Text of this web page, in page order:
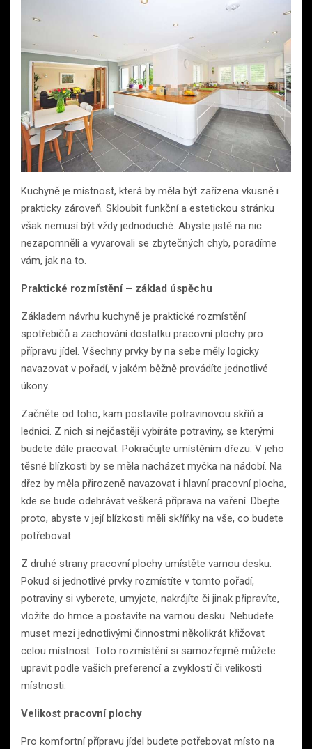
Kuchyně je místnost, která by měla být zařízena vkusně i
prakticky zároveň. Skloubit funkční a estetickou stránku
však nemusí být vždy jednoduché. Abyste jistě na nic
nezapomněli a vyvarovali se zbytečných chyb, poradíme
vám, jak na to.
Praktické rozmístění – základ úspěchu
Základem návrhu kuchyně je praktické rozmístění
spotřebičů a zachování dostatku pracovní plochy pro
přípravu jídel. Všechny prvky by na sebe měly logicky
navazovat v pořadí, v jakém běžně provádíte jednotlivé
úkony.
Začněte od toho, kam postavíte potravinovou skříň a
lednici. Z nich si nejčastěji vybíráte potraviny, se kterými
budete dále pracovat. Pokračujte umístěním dřezu. V jeho
těsné blízkosti by se měla nacházet myčka na nádobí. Na
dřez by měla přirozeně navazovat i hlavní pracovní plocha,
kde se bude odehrávat veškerá příprava na vaření. Dbejte
proto, abyste v její blízkosti měli skříňky na vše, co budete
potřebovat.
Z druhé strany pracovní plochy umístěte varnou desku.
Pokud si jednotlivé prvky rozmístíte v tomto pořadí,
potraviny si vyberete, umyjete, nakrájíte či jinak připravíte,
vložíte do hrnce a postavíte na varnou desku. Nebudete
muset mezi jednotlivými činnostmi několikrát křižovat
celou místnost. Toto rozmístění si samozřejmě můžete
upravit podle vašich preferencí a zvyklostí či velikosti
místnosti.
Velikost pracovní plochy
Pro komfortní přípravu jídel budete potřebovat místo na